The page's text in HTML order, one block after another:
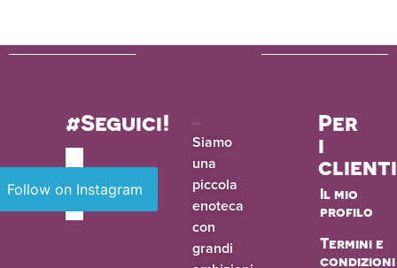
Siamo
una
piccola
enoteca
con
grandi
Per
i
clienti
Il mio
profilo
Termini e
condizioni
#Seguici!
Follow on Instagram